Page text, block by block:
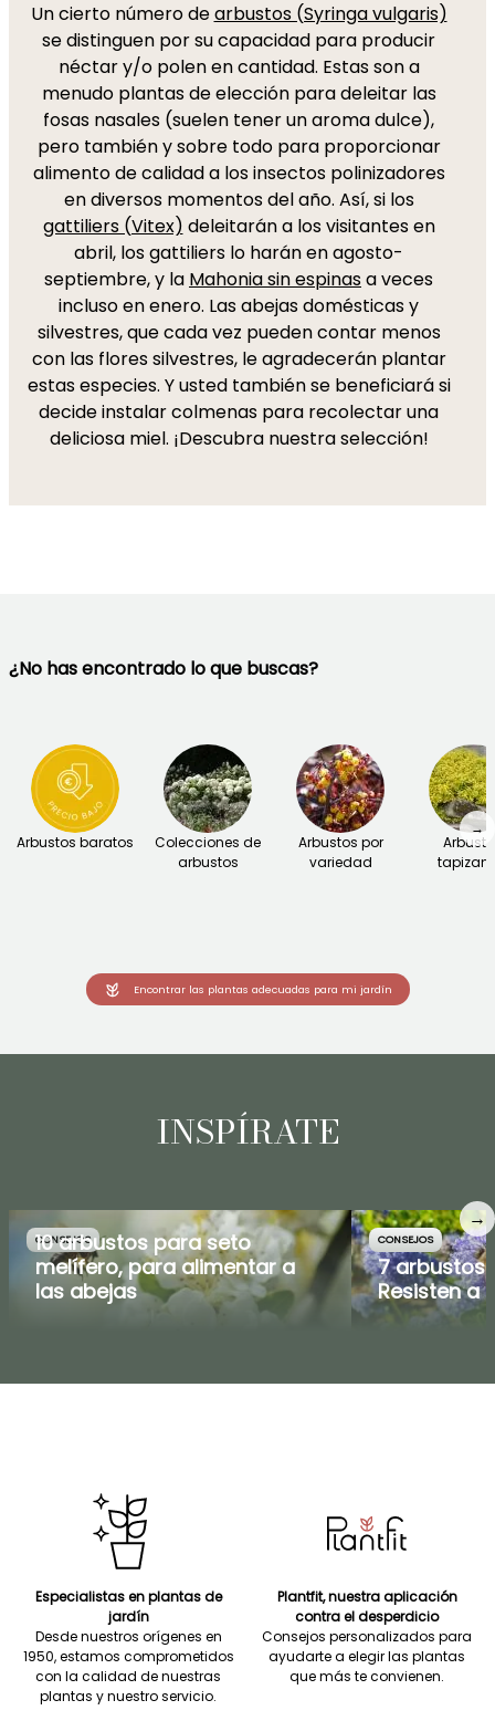
Un cierto número dearbustos (Syringa vulgaris)
se distinguen por su capacidad para producir
néctar y/o polen en cantidad. Estas son a
menudo plantas de elección para deleitar las
fosas nasales (suelen tener un aroma dulce),
pero también y sobre todo para proporcionar
alimento de calidad a los insectos polinizadores
en diversos momentos del año. Así, si los
gattiliers (Vitex) deleitarán a los visitantes en
abril, los gattiliers lo harán en agosto-
septiembre, y la Mahonia sin espinasa veces
incluso en enero. Las abejas domésticas y
silvestres, que cada vez pueden contar menos
con las flores silvestres, le agradecerán plantar
estas especies. Y usted también se beneficiará si
decide instalar colmenas para recolectar una
deliciosa miel. ¡Descubra nuestra selección!
¿No has encontrado lo que buscas?
Arbustos baratos
Colecciones de
arbustos
Arbustos por
variedad
→
Encontrar las plantas adecuadas para mi jardín
INSPÍRATE
CONSEJOS
10 arbustos para seto
melífero, para alimentar a
las abejas
CONSEJOS
7 arbustos
Resisten a
→
Especialistas en plantas de
jardín
Desde nuestros orígenes en
1950, estamos comprometidos
con la calidad de nuestras
plantas y nuestro servicio.
Plantfit, nuestra aplicación
contra el desperdicio
Consejos personalizados para
ayudarte a elegir las plantas
que más te convienen.